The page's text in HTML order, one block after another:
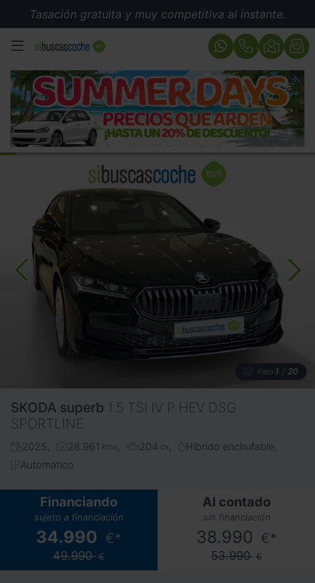
Tasación gratuita y muy competitiva al instante.
MENÚ
Foto 1 / 20
SKODA superb 1.5 TSI IV P HEV DSG
SPORTLINE
2025 28.961 kms 204 cv
Híbrido enchufable
Automático
Financiando
sujeto a financiación
34.990 €*
49.990 €
Al contado
sin financiación
38.990 €*
53.990 €